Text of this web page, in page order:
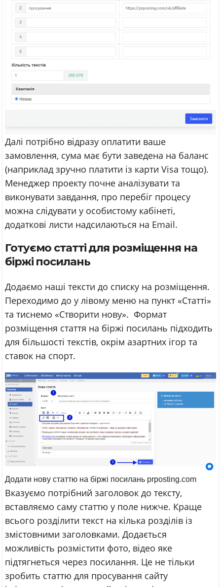
Далі потрібно відразу оплатити ваше
замовлення, сума має бути заведена на баланс
(наприклад зручно платити із карти Visa тощо).
Менеджер проекту почне аналізувати та
виконувати завдання, про перебіг процесу
можна слідувати у особистому кабінеті,
додаткові листи надсилаються на Email.
Готуємо статті для розміщення на
біржі посилань
Додаємо наші тексти до списку на розміщення.
Переходимо до у лівому меню на пункт «Статті»
та тиснемо «Створити нову». Формат
розміщення стаття на біржі посилань підходить
для більшості текстів, окрім азартних ігор та
ставок на спорт.
Додати нову статтю на біржі посилань prposting.com
Вказуємо потрібний заголовок до тексту,
вставляємо саму статтю у поле нижче. Краще
всього розділити текст на кілька розділів із
змістовними заголовками. Додається
можливість розмістити фото, відео яке
підтягнеться через посилання. Це не тільки
зробить статтю для просування сайту